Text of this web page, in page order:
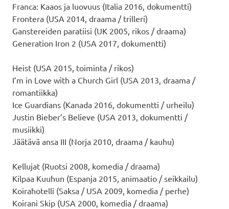
Franca: Kaaos ja luovuus (Italia 2016, dokumentti)
Frontera (USA 2014, draama / trilleri)
Ganstereiden paratiisi (UK 2005, rikos / draama)
Generation Iron 2 (USA 2017, dokumentti)
Heist (USA 2015, toiminta / rikos)
I’m in Love with a Church Girl (USA 2013, draama /
romantiikka)
Ice Guardians (Kanada 2016, dokumentti / urheilu)
Justin Bieber’s Believe (USA 2013, dokumentti /
musiikki)
Jäätävä ansa III (Norja 2010, draama / kauhu)
Kellujat (Ruotsi 2008, komedia / draama)
Kilpaa Kuuhun (Espanja 2015, animaatio / seikkailu)
Koirahotelli (Saksa / USA 2009, komedia / perhe)
Koirani Skip (USA 2000, komedia / draama)